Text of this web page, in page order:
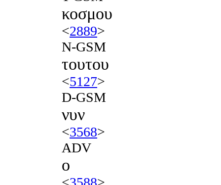
κοσμου
<2889>
N-GSM
τουτου
<5127>
D-GSM
νυν
<3568>
ADV
ο